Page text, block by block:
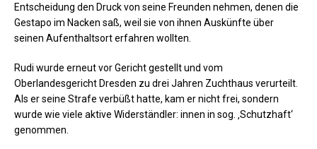
Entscheidung den Druck von seine Freunden nehmen, denen die
Gestapo im Nacken saß, weil sie von ihnen Auskünfte über
seinen Aufenthaltsort erfahren wollten.
Rudi wurde erneut vor Gericht gestellt und vom
Oberlandesgericht Dresden zu drei Jahren Zuchthaus verurteilt.
Als er seine Strafe verbüßt hatte, kam er nicht frei, sondern
wurde wie viele aktive Widerständler: innen in sog. ‚Schutzhaft‘
genommen.